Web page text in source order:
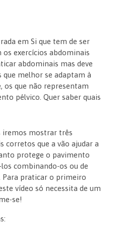
em Si que tem de ser
os exercícios abdominais
abdominais mas deve
melhor se adaptam à
os que não representam
pélvico. Quer saber quais
iremos mostrar três
corretos que a vão ajudar a
protege o pavimento
combinando-os ou de
Para praticar o primeiro
vídeo só necessita de um
se!